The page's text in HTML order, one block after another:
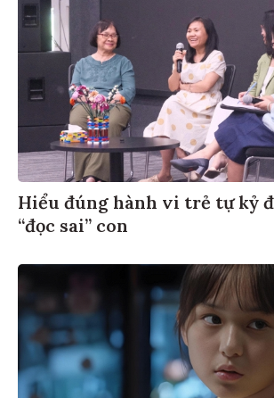
Hiểu đúng hành vi trẻ tự kỷ
“đọc sai” con